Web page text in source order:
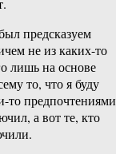
предсказуем
не из каких-то
лишь на основе
то, что я буду
то
а вот те, кто